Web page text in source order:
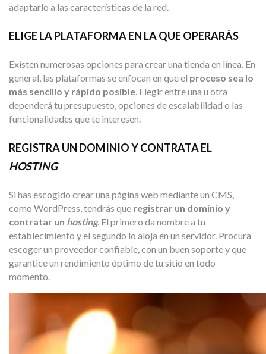
adaptarlo a las características de la red.
ELIGE LA PLATAFORMA EN LA QUE OPERARÁS
Existen numerosas opciones para crear una tienda en línea. En
general, las plataformas se enfocan en que el proceso sea lo
más sencillo y rápido posible. Elegir entre una u otra
dependerá tu presupuesto, opciones de escalabilidad o las
funcionalidades que te interesen.
REGISTRA UN DOMINIO Y CONTRATA EL
HOSTING
Si has escogido crear una página web mediante un CMS,
como WordPress, tendrás que registrar un dominio y
contratar un hosting. El primero da nombre a tu
establecimiento y el segundo lo aloja en un servidor. Procura
escoger un proveedor confiable, con un buen soporte y que
garantice un rendimiento óptimo de tu sitio en todo
momento.